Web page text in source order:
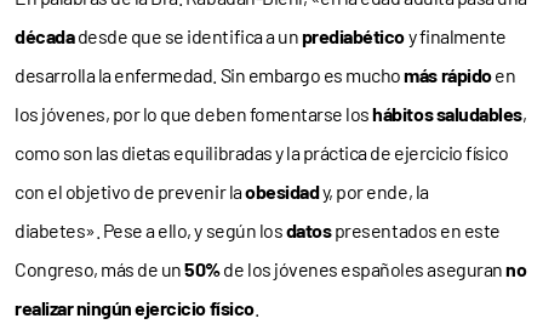
décadadesde que se identifica a unprediabéticoy finalmente
desarrolla la enfermedad. Sin embargo es muchomás rápidoen
los jóvenes, por lo que deben fomentarse loshábitos saludables,
como son las dietas equilibradas y la práctica de ejercicio físico
con el objetivo de prevenir laobesidady, por ende, la
diabetes». Pese a ello, y según losdatospresentados en este
Congreso, más de un50%de los jóvenes españoles aseguranno
realizar ningún ejercicio físico.